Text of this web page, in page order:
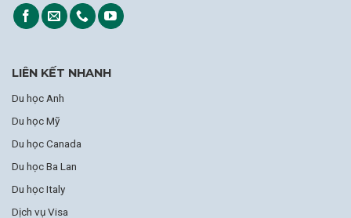
LIÊN KẾT NHANH
Du học Anh
Du học Mỹ
Du học Canada
Du học Ba Lan
Du học Italy
Dịch vụ Visa